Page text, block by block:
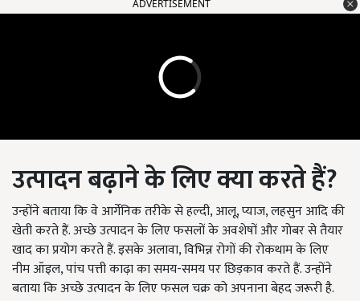
ADVERTISEMENT
उत्पादनबढ़ानेकेलिएक्याकरतेहैं?
उन्होंने बताया कि वे आर्गेनिक तरीके से हल्दी, आलू, प्याज, लहसुन आदि की
खेती करते हैं. अच्छे उत्पादन के लिए फसलों के अवशेषों और गोबर से तैयार
खाद का प्रयोग करते हैं. इसके अलावा, विभिन्न रोगों की रोकथाम के लिए
नीम ऑइल, पांच पत्ती काढ़ा का समय-समय पर छिड़काव करते हैं. उन्होंने
बताया कि अच्छे उत्पादन के लिए फसल चक्र को अपनाना बेहद जरूरी है.